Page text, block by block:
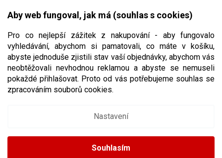
Aby web fungoval, jak má (souhlas s cookies)
Pro co nejlepší zážitek z nakupování - aby fungovalo
vyhledávání, abychom si pamatovali, co máte v košíku,
abyste jednoduše zjistili stav vaší objednávky, abychom vás
neobtěžovali nevhodnou reklamou a abyste se nemuseli
pokaždé přihlašovat. Proto od vás potřebujeme souhlas se
zpracováním souborů cookies.
Nastavení
Souhlasím
CZK
NÁKUPNÍ
STŘELECKÁ A STICKHANDLING DESKA
SHOOTING PAD JR100 X 50 CM